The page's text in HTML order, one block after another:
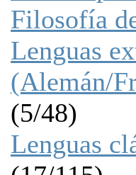
Filosofía
Lenguas
(Alemán/
(5/48)
Lenguas